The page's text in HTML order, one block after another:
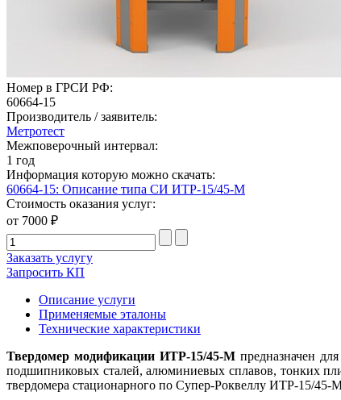
Номер в ГРСИ РФ:
60664-15
Производитель / заявитель:
Метротест
Межповерочный интервал:
1 год
Информация которую можно скачать:
60664-15: Описание типа СИ ИТР-15/45-М
Стоимость оказания услуг:
от 7000 ₽
Заказать услугу
Запросить КП
Описание услуги
Применяемые эталоны
Технические характеристики
Твердомер модификации ИТР-15/45-М предназначен
подшипниковых сталей, алюминиевых сплавов, тонких
твердомера стационарного по Супер-Роквеллу ИТР-15/45-